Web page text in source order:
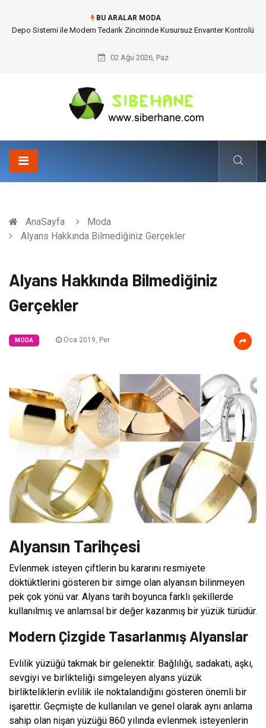
BU ARALAR MODA
Akrilik Boyama Seti ile Evinizde Dijitalden Uzak Bir Deşarj Alanı Tasarlayın
02 Ağu 2026, Paz
AnaSayfa
Moda
Alyans Hakkında Bilmediğiniz Gerçekler
Alyans Hakkında Bilmediğiniz
Gerçekler
MODA Oca 2019, Per
Alyansın Tarihçesi
Evlenmek isteyen çiftlerin bu kararını resmiyete
döktüktlerini gösteren bir simge olan alyansın bilinmeyen
pek çok yönü var. Alyans tarih boyunca farklı şekillerde
kullanılmış ve anlamsal bir değer kazanmış bir yüzük türüdür.
Modern Çizgide Tasarlanmış Alyanslar
Evlilik yüzüğü takmak bir gelenektir. Bağlılığı, sadakati, aşkı,
sevgiyi ve birlikteliği simgeleyen alyans yüzük
birlikteliklerin evlilik ile noktalandığını gösteren önemli bir
işarettir. Geçmişte de kullanılan ve genel olarak aynı anlama
sahip olan nişan yüzüğü 860 yılında evlenmek isteyenlerin